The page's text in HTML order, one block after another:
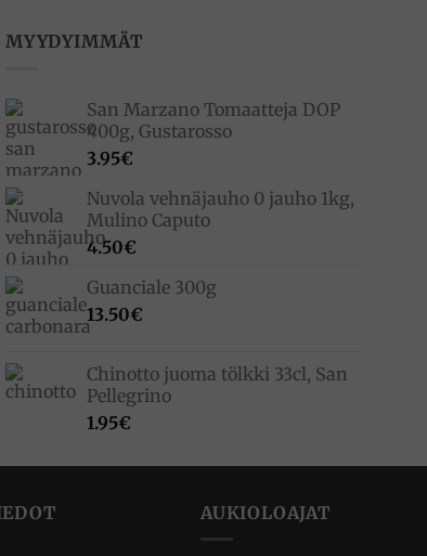
MYYDYIMMÄT
San Marzano Tomaatteja DOP
400g, Gustarosso
3.95€
Nuvola vehnäjauho 0 jauho 1kg,
Mulino Caputo
4.50€
Guanciale 300g
13.50€
Chinotto juoma tölkki 33cl, San
Pellegrino
1.95€
AUKIOLOAJAT